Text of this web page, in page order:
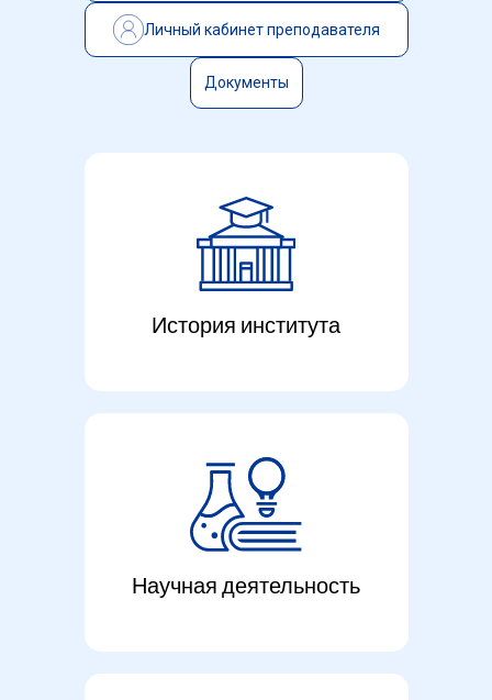
Личный кабинет преподавателя
Документы
История института
Научная деятельность